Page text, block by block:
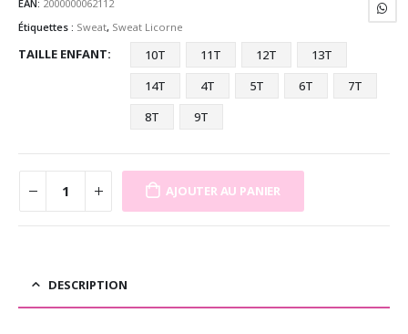
EAN: 2000000062112
Étiquettes : Sweat, Sweat Licorne
TAILLE ENFANT 10T 11T 12T
13T
14T
4T 5T 6T
7T
8T
9T
AJOUTER AU PANIER
DESCRIPTION